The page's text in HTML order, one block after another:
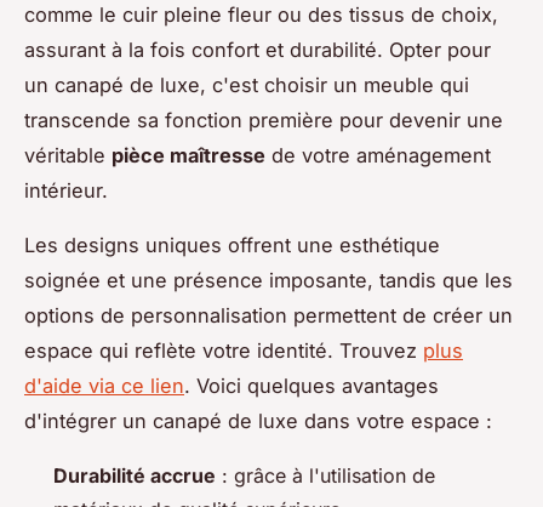
comme le cuir pleine fleur ou des tissus de choix,
assurant à la fois confort et durabilité. Opter pour
un canapé de luxe, c'est choisir un meuble qui
transcende sa fonction première pour devenir une
véritable pièce maîtresse de votre aménagement
intérieur.
Les designs uniques offrent une esthétique
soignée et une présence imposante, tandis que les
options de personnalisation permettent de créer un
espace qui reflète votre identité. Trouvez plus
d'aide via ce lien. Voici quelques avantages
d'intégrer un canapé de luxe dans votre espace :
Durabilité accrue : grâce à l'utilisation de